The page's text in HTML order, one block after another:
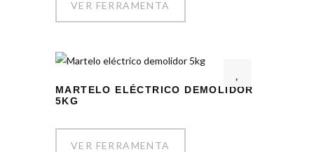
VER FERRAMENTA
MARTELO ELÉCTRICO DEMOLIDOR
5KG
VER FERRAMENTA